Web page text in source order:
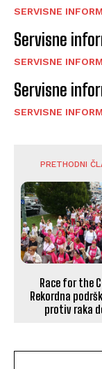
SERVISNE
Servisne
SERVISNE
Servisne
SERVISNE
PRETHODNI
Race for the
Rekordna
protiv raka